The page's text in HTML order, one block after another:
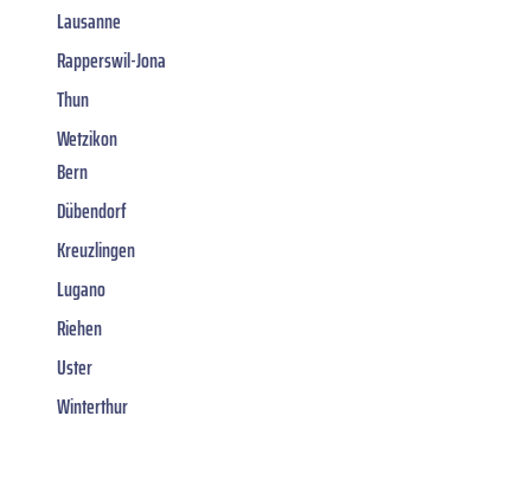
Lausanne
Rapperswil-Jona
Thun
Wetzikon
Bern
Dübendorf
Kreuzlingen
Lugano
Riehen
Uster
Winterthur